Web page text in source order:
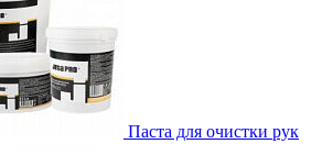
Паста для очистки рук